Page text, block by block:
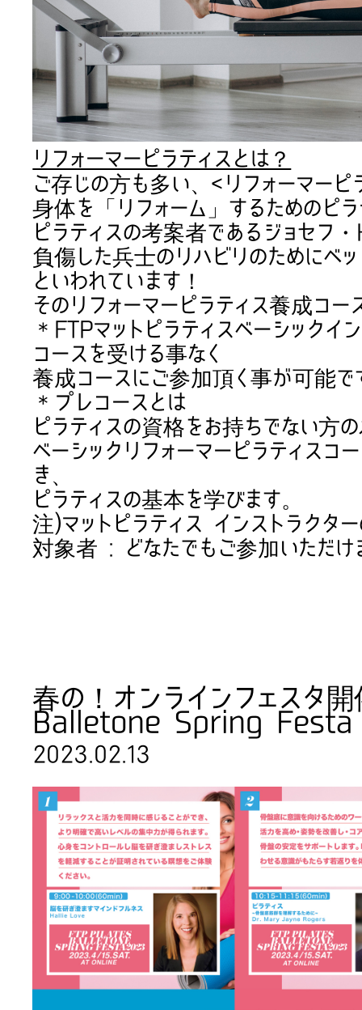
リフォーマーピラティスとは？
ご存じの方も多い、<リフォーマーピ
身体を「リフォーム」するためのピ
ピラティスの考案者であるジョセフ
負傷した兵士のリハビリのためにベ
といわれています！
そのリフォーマーピラティス養成コ
＊FTPマットピラティスベーシック
コースを受ける事なく
養成コースにご参加頂く事が可能で
＊プレコースとは
ピラティスの資格をお持ちでない方
ベーシックリフォーマーピラティスコ
き、
ピラティスの基本を学びます。
注)マットピラティス インストラクタ
対象者 : どなたでもご参加いただけ
春の！オンラインフェスタ
Balletone Spring
2023.02.13